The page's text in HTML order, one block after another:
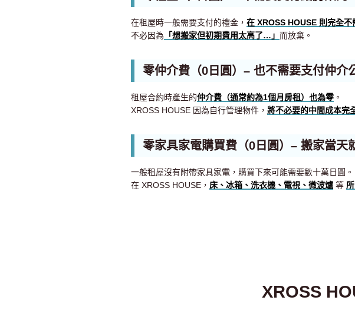
在租屋時一般需要支付的禮金， 在 XROSS HOUSE 則完全不
不必因為 「想搬家但初期費用太高了…」 而放棄。
零仲介費（0日圓）– 也不需要支付仲介
租屋合約時產生的仲介費（通常約為1個月房租）也為零。
XROSS HOUSE 因為自行管理物件， 將不必要的中間成本完
零家具家電購買費（0日圓）– 搬家當天
一般租屋沒有附帶家具家電，購買下來可能需要數十萬日圓。
在 XROSS HOUSE， 床、冰箱、洗衣機、電視、微波爐 等
XROSS